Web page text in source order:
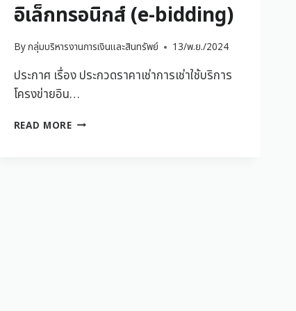
อิเล็กทรอนิกส์ (e-bidding)
Byกลุ่มบริหารงานการเงินและสินทรัพย์ 13/พ.ย./2024
ประกาศ เรื่อง ประกวดราคาเช่าการเช่าใช้บริการ
โครงข่ายอิน…
READ MORE